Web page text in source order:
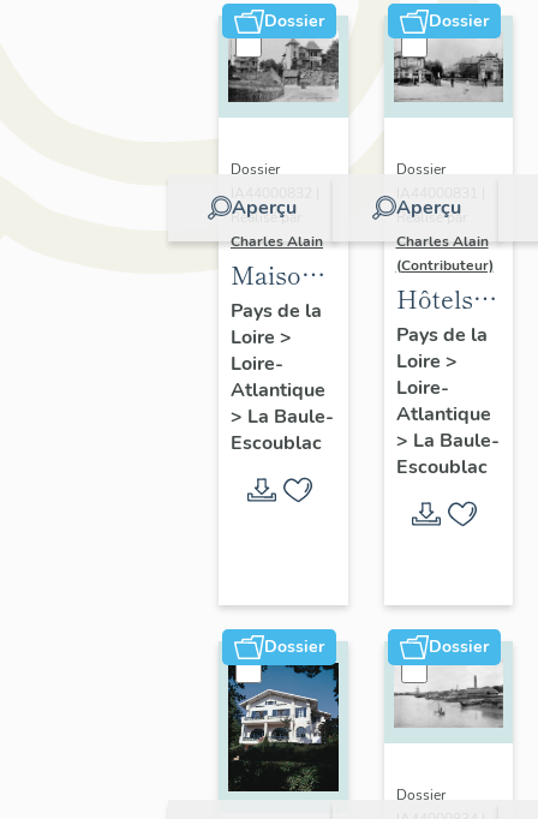
Dossier
Aperçu
Dossier
Réalisé par
Charles Alain
Maisons
dites
villas
balnéaires
et
immeubles
logements
de La
Baule-
Escoublac
Pays de la
Loire >
Loire-
Atlantique
> La Baule-
Escoublac
Dossier
Aperçu
Dossier
Réalisé par
Charles Alain
(Contributeur)
Hôtels
de
voyageurs
de la
commune
de La
Baule-
Escoublac
Pays de la
Loire >
Loire-
Atlantique
> La Baule-
Escoublac
Dossier Dossier
Dossier